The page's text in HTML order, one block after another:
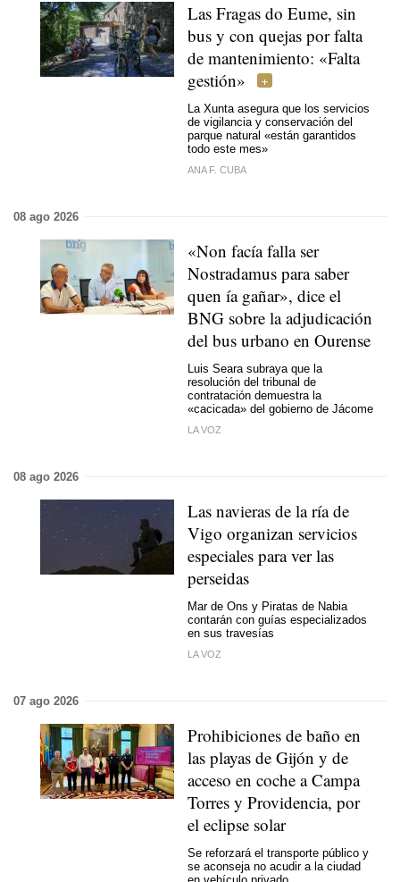
Las Fragas do Eume, sin
bus y con quejas por falta
de mantenimiento: «Falta
gestión»
La Xunta asegura que los servicios
de vigilancia y conservación del
parque natural «están garantidos
todo este mes»
ANA F. CUBA
08 ago 2026
«Non facía falla ser
Nostradamus para saber
quen ía gañar», dice el
BNG sobre la adjudicación
del bus urbano en Ourense
Luis Seara subraya que la
resolución del tribunal de
contratación demuestra la
«cacicada» del gobierno de Jácome
LA VOZ
08 ago 2026
Las navieras de la ría de
Vigo organizan servicios
especiales para ver las
perseidas
Mar de Ons y Piratas de Nabia
contarán con guías especializados
en sus travesías
LA VOZ
07 ago 2026
Prohibiciones de baño en
las playas de Gijón y de
acceso en coche a Campa
Torres y Providencia, por
el eclipse solar
Se reforzará el transporte público y
se aconseja no acudir a la ciudad